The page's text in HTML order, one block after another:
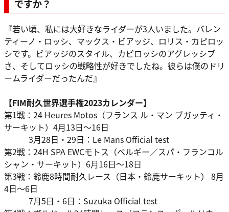
ですか？
『若い頃、私には大好きなライダーが3人いました。バレン
ティーノ・ロッシ、マックス・ビアッジ、ロリス・カピロッ
シです。ビアッジのスタイル、カピロッシのアグレッシブ
さ、そしてロッシの戦略性が好きでしたね。彼らは僕のドリ
ームライダーだったんだ』
【FIM耐久世界選手権2023カレンダー】
第1戦：24 Heures Motos（フランス ル・マン ブガッティ・
サーキット）4月13日～16日
3月28日・29日：Le Mans Official test
第2戦：24H SPA EWCモトス（ベルギー／スパ・フランコル
シャン・サーキット）6月16日〜18日
第3戦：鈴鹿8時間耐久レース（日本・鈴鹿サーキット） 8月
4日〜6日
7月5日・6日：Suzuka Official test